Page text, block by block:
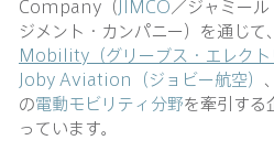
Company（JIMCO／ジャミー
ジメント・カンパニー）を通じて、
Mobility（グリーブス・エレクト
Joby Aviation（ジョビー航空） 、
の電動モビリティ分野を牽引する
っています。